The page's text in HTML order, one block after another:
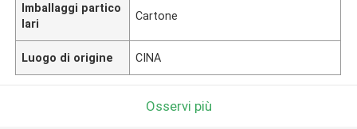
Imballaggi partico
lari
Cartone
Luogo di origine CINA
Osservi più